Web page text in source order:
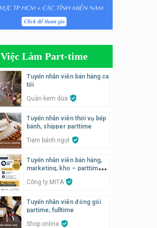
Tuyển nhân viên bán hàng
parttime
tiệm trà sữa
TRÀ SỮA THÁI LAN
hàng tiệm bánh ngọt
Tuyển nhân viên pha chế,
phục vụ bàn
SNACK BAR NHẬT
Tuyển quản lý, kế toán ca,
bếp, bếp chính lương cao
Nhà hàng Phố Men Chill
Việc Làm Part-time
Tuyển nhân viên bán hàng ca
tối
Quán kem dừa
Tuyển nhân viên thời vụ bếp
bánh, shipper parttime
Tiệm bánh ngọt
Tuyển nhân viên bán hàng,
marketing, kho – parttime,
Công ty MITA
Tuyển nhân viên đóng gói
partime, fulltime
Shop online